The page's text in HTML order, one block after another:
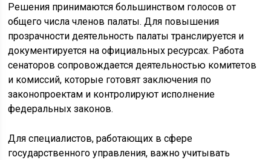
Решения принимаются большинством голосов от
общего числа членов палаты. Для повышения
прозрачности деятельность палаты транслируется и
документируется на официальных ресурсах. Работа
сенаторов сопровождается деятельностью комитетов
и комиссий, которые готовят заключения по
законопроектам и контролируют исполнение
федеральных законов.
Для специалистов, работающих в сфере
государственного управления, важно учитывать